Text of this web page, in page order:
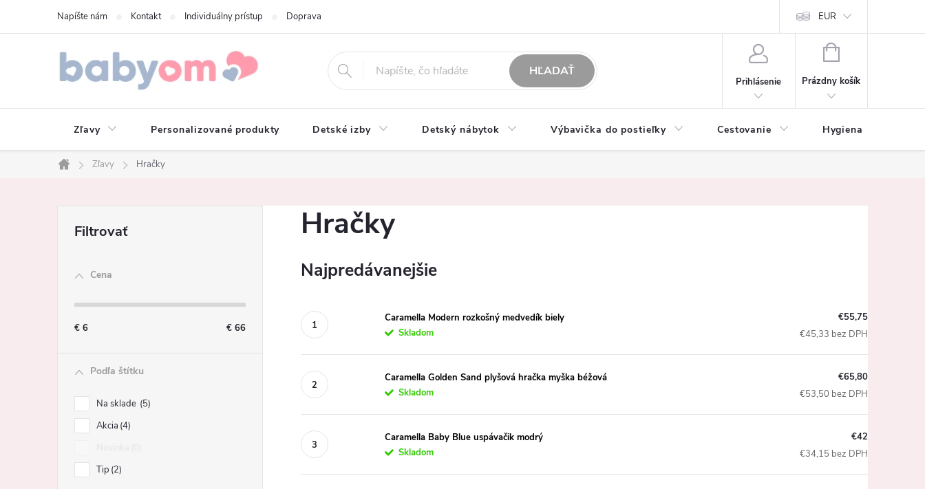
Napíšte nám Kontakt Individuálny prístup Doprava Vrátenie tovaru a reklamácia Ochrana osobných
EUR
HĽADAŤ
Prihlásenie
NÁKUPNÝ
Prázdny košík
Zľavy Personalizované produkty Detské izby Detský nábytok Výbavička do postieľky Cestovanie Hygiena
Domov
Zľavy Hračky
Cena
€ 6 € 66
Podľa štítku
Na sklade 5
Akcia 4
Tip 2
Hračky
Najpredávanejšie
Caramella Modern rozkošný medvedík biely
Skladom
€55,75
€45,33 bez DPH
Caramella Golden Sand plyšová hračka myška béžová
Skladom
€65,80
€53,50 bez DPH
Caramella Baby Blue uspávačik modrý
Skladom
€42
€34,15 bez DPH